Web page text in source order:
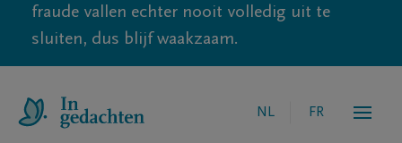
fraude vallen echter nooit volledig uit te
sluiten, dus blijf waakzaam.
NL FR